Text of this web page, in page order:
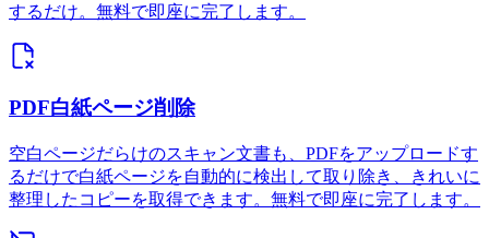
するだけ。無料で即座に完了します。
PDF白紙ページ削除
空白ページだらけのスキャン文書も、PDFをアップロードす
るだけで白紙ページを自動的に検出して取り除き、きれいに
整理したコピーを取得できます。無料で即座に完了します。